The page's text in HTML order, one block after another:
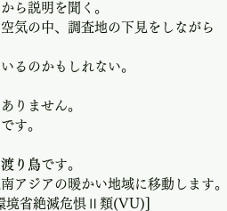
ら説明を聞く。
気の中、調査地の下見をしながら
るのかもしれない。
りません。
す。
り鳥です。
アジアの暖かい地域に移動します。
境省絶滅危惧Ⅱ類(VU)]